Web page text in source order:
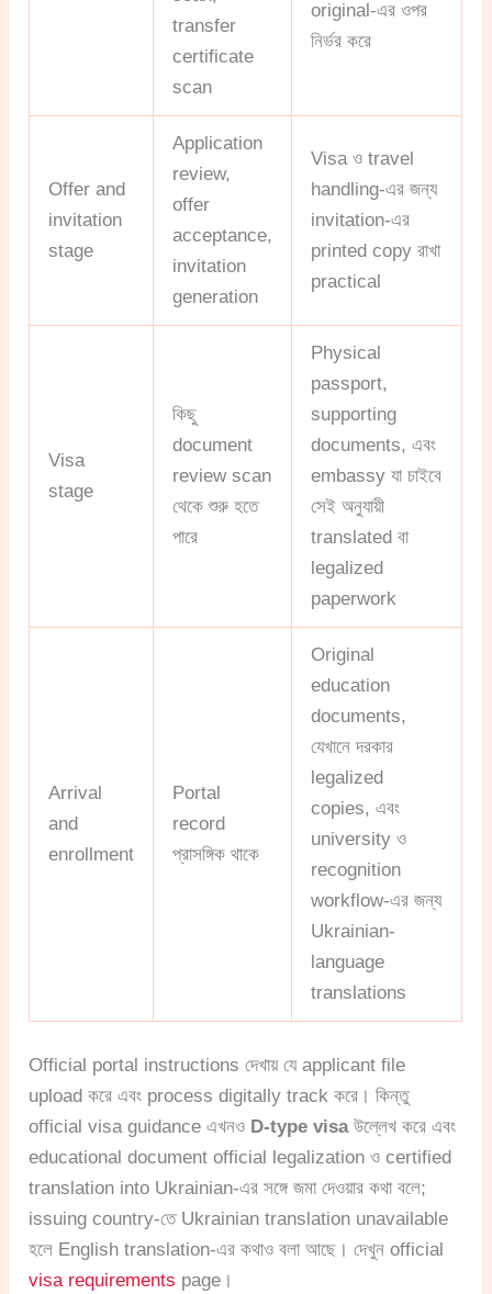
transfer
certificate
scan
original-এর ওপর
নির্ভর করে
Offer and
invitation
stage
Application
review,
offer
acceptance,
invitation
generation
Visa ও travel
handling-এর জন্য
invitation-এর
printed copy রাখা
practical
Visa
stage
কিছু
document
review scan
থেকে শুরু হতে
পারে
Physical
passport,
supporting
documents, এবং
embassy যা চাইবে
সেই অনুযায়ী
translated বা
legalized
paperwork
Arrival
and
enrollment
Portal
record
প্রাসঙ্গিক থাকে
Original
education
documents,
যেখানে দরকার
legalized
copies, এবং
university ও
recognition
workflow-এর জন্য
Ukrainian-
language
translations
Official portal instructions দেখায় যে applicant file
upload করে এবং process digitally track করে। কিন্তু
official visa guidance এখনও D-type visaউল্লেখ করে এবং
educational document official legalization ও certified
translation into Ukrainian-এর সঙ্গে জমা দেওয়ার কথা বলে;
issuing country-তে Ukrainian translation unavailable
হলে English translation-এর কথাও বলা আছে। দেখুন official
visa requirements page।